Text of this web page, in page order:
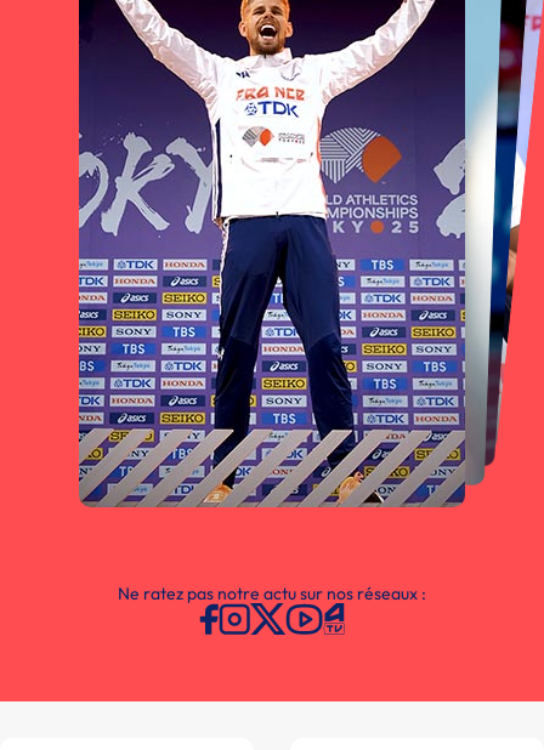
Ne ratez pas notre actu sur nos réseaux :